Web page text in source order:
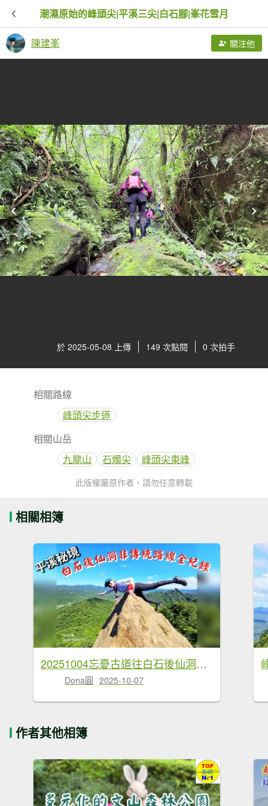
潮濕原始的峰頭尖|平溪三尖|白石腳|峯花雪月
陳建峯 關注他
於 2025-05-08 上傳 149 次點閱 0 次拍手
相關路線
峰頭尖步道
相關山岳
九龍山
石燭尖 峰頭尖東峰
此版權屬原作者，請勿任意轉載
相關相簿
20251004忘憂古道往白石後仙洞由東勢格古道走到平溪國中
Dona圓 2025-10-07
作者其他相簿